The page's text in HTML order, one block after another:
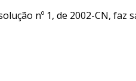
nº 1, de 2002-CN,